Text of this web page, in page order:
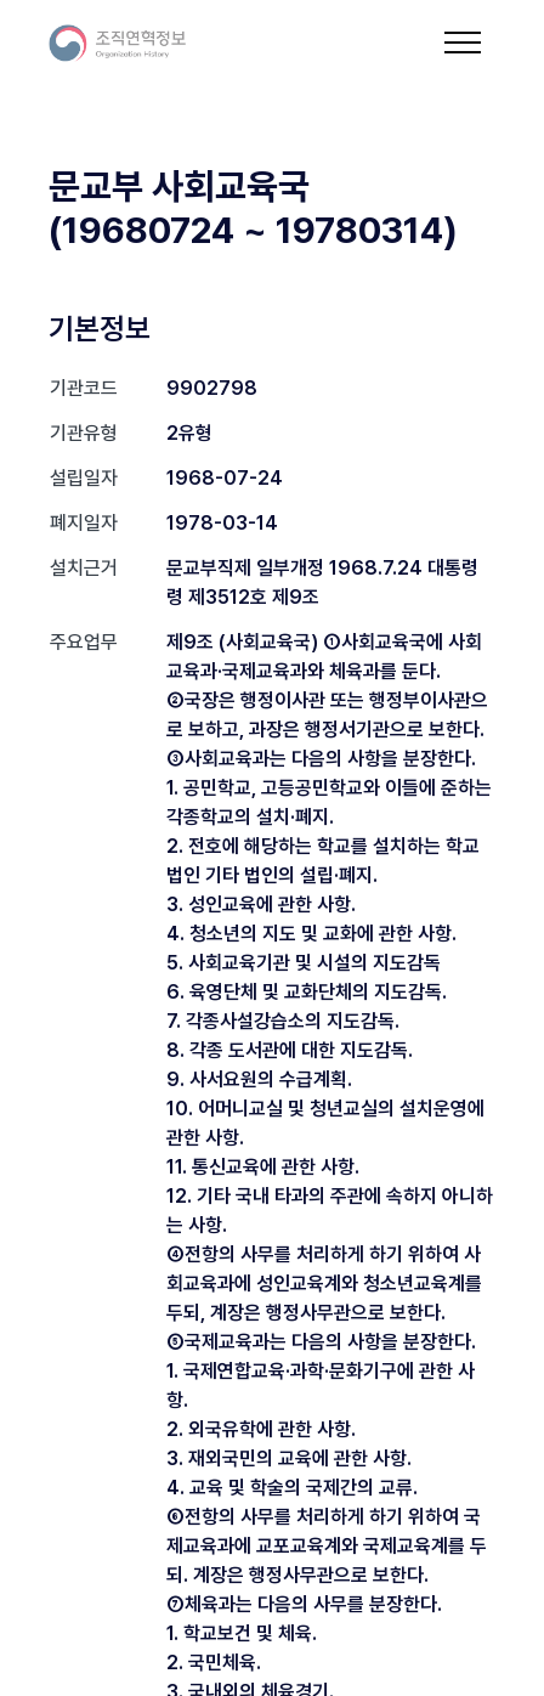
문교부 사회교육국
(19680724 ~ 19780314)
기본정보
기관코드
9902798
기관유형
2유형
설립일자
1968-07-24
폐지일자
1978-03-14
설치근거
문교부직제 일부개정 1968.7.24 대통령
령 제3512호 제9조
주요업무
제9조 (사회교육국) ①사회교육국에 사회
교육과·국제교육과와 체육과를 둔다.
②국장은 행정이사관 또는 행정부이사관으
로 보하고, 과장은 행정서기관으로 보한다.
③사회교육과는 다음의 사항을 분장한다.
1. 공민학교, 고등공민학교와 이들에 준하는
각종학교의 설치·폐지.
2. 전호에 해당하는 학교를 설치하는 학교
법인 기타 법인의 설립·폐지.
3. 성인교육에 관한 사항.
4. 청소년의 지도 및 교화에 관한 사항.
5. 사회교육기관 및 시설의 지도감독
6. 육영단체 및 교화단체의 지도감독.
7. 각종사설강습소의 지도감독.
8. 각종 도서관에 대한 지도감독.
9. 사서요원의 수급계획.
10. 어머니교실 및 청년교실의 설치운영에
관한 사항.
11. 통신교육에 관한 사항.
12. 기타 국내 타과의 주관에 속하지 아니하
는 사항.
④전항의 사무를 처리하게 하기 위하여 사
회교육과에 성인교육계와 청소년교육계를
두되, 계장은 행정사무관으로 보한다.
⑤국제교육과는 다음의 사항을 분장한다.
1. 국제연합교육·과학·문화기구에 관한 사
항.
2. 외국유학에 관한 사항.
3. 재외국민의 교육에 관한 사항.
4. 교육 및 학술의 국제간의 교류.
⑥전항의 사무를 처리하게 하기 위하여 국
제교육과에 교포교육계와 국제교육계를 두
되. 계장은 행정사무관으로 보한다.
⑦체육과는 다음의 사무를 분장한다.
1. 학교보건 및 체육.
2. 국민체육.